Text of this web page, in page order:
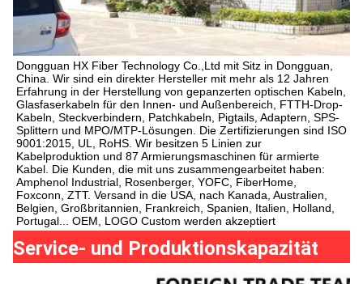
Dongguan HX Fiber Technology Co.,Ltd mit Sitz in Dongguan,
China. Wir sind ein direkter Hersteller mit mehr als 12 Jahren
Erfahrung in der Herstellung von gepanzerten optischen Kabeln,
Glasfaserkabeln für den Innen- und Außenbereich, FTTH-Drop-
Kabeln, Steckverbindern, Patchkabeln, Pigtails, Adaptern, SPS-
Splittern und MPO/MTP-Lösungen. Die Zertifizierungen sind ISO
9001:2015, UL, RoHS. Wir besitzen 5 Linien zur
Kabelproduktion und 87 Armierungsmaschinen für armierte
Kabel. Die Kunden, die mit uns zusammengearbeitet haben:
Amphenol Industrial, Rosenberger, YOFC, FiberHome,
Foxconn, ZTT. Versand in die USA, nach Kanada, Australien,
Belgien, Großbritannien, Frankreich, Spanien, Italien, Holland,
Portugal... OEM, LOGO Custom werden akzeptiert
Service- und Produktionskapazität